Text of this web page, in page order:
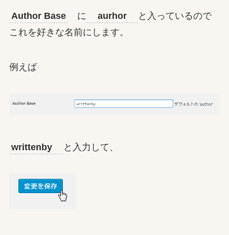
Author Base に aurhor
と入っているので
これを好きな名前にします。
例えば
writtenby と入力して、